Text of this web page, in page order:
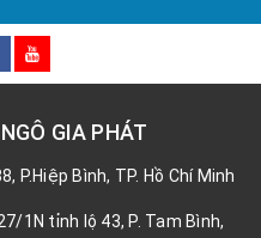
GIA PHÁT
P.Hiệp Bình, TP. Hồ Chí Minh
1N tỉnh lộ 43, P. Tam Bình,